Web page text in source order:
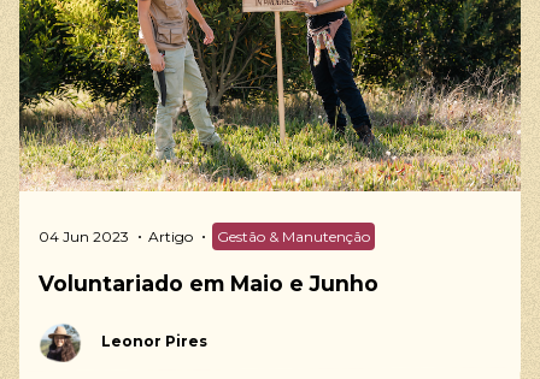
04 Jun 2023 Artigo Gestão & Manutenção
Voluntariado em Maio e Junho
Leonor Pires